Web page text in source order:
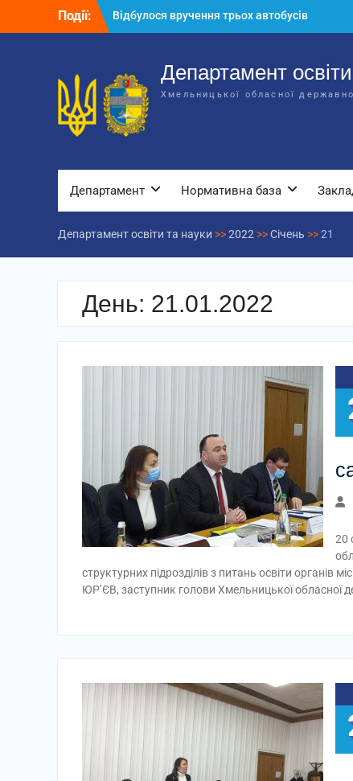
Події:
Відбулося вручення трьох автобусів
для потреб закладів освіти
Департаменту освіти та науки обласної
державної адміністрації
Відбулась обласна нарада для
відповідальних за національно-
патріотичне виховання
Департамент
Хмельницької обласної
Департамент Нормативна база
Департамент освіти та науки >>2022 >>Січень >>21
День: 21.01.2022
20
структурних підрозділів з питань освіти
ЮР’ЄВ, заступник голови Хмельницької обласної